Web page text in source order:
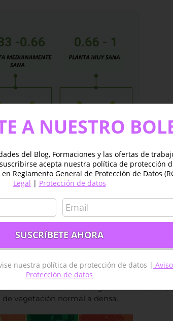
0.4 corresponden a áreas con vegetación
cualquier cosa por encima de 0.6 indica
donde cada color corresponde a un
pero usualmente se usa el «rojo-verde»,
suelo desnudo o vegetación muerta /
vegetación normal a densa.
A NUESTRO
del Blog, Formaciones y las ofertas de
acepta nuestra política de protección
Reglamento General de Protección de Datos
Legal | Protección de datos
nuestra política de protección de datos |
Protección de datos